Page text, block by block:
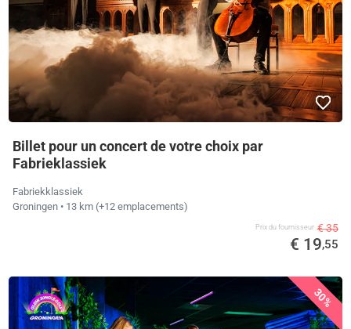
Billet pour un concert de votre choix par
Fabrieklassiek
Fabriekklassiek
Groningen • 13 km (+12 emplacements)
Prix ​​du fournisseur € 35
€ 19,55
30%